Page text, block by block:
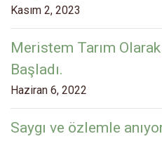
Kasım 2, 2023
Meristem Tarım
Başladı.
Haziran 6, 2022
Saygı ve özlemle